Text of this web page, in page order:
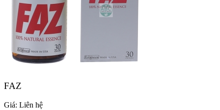
FAZ
Giá: Liên hệ